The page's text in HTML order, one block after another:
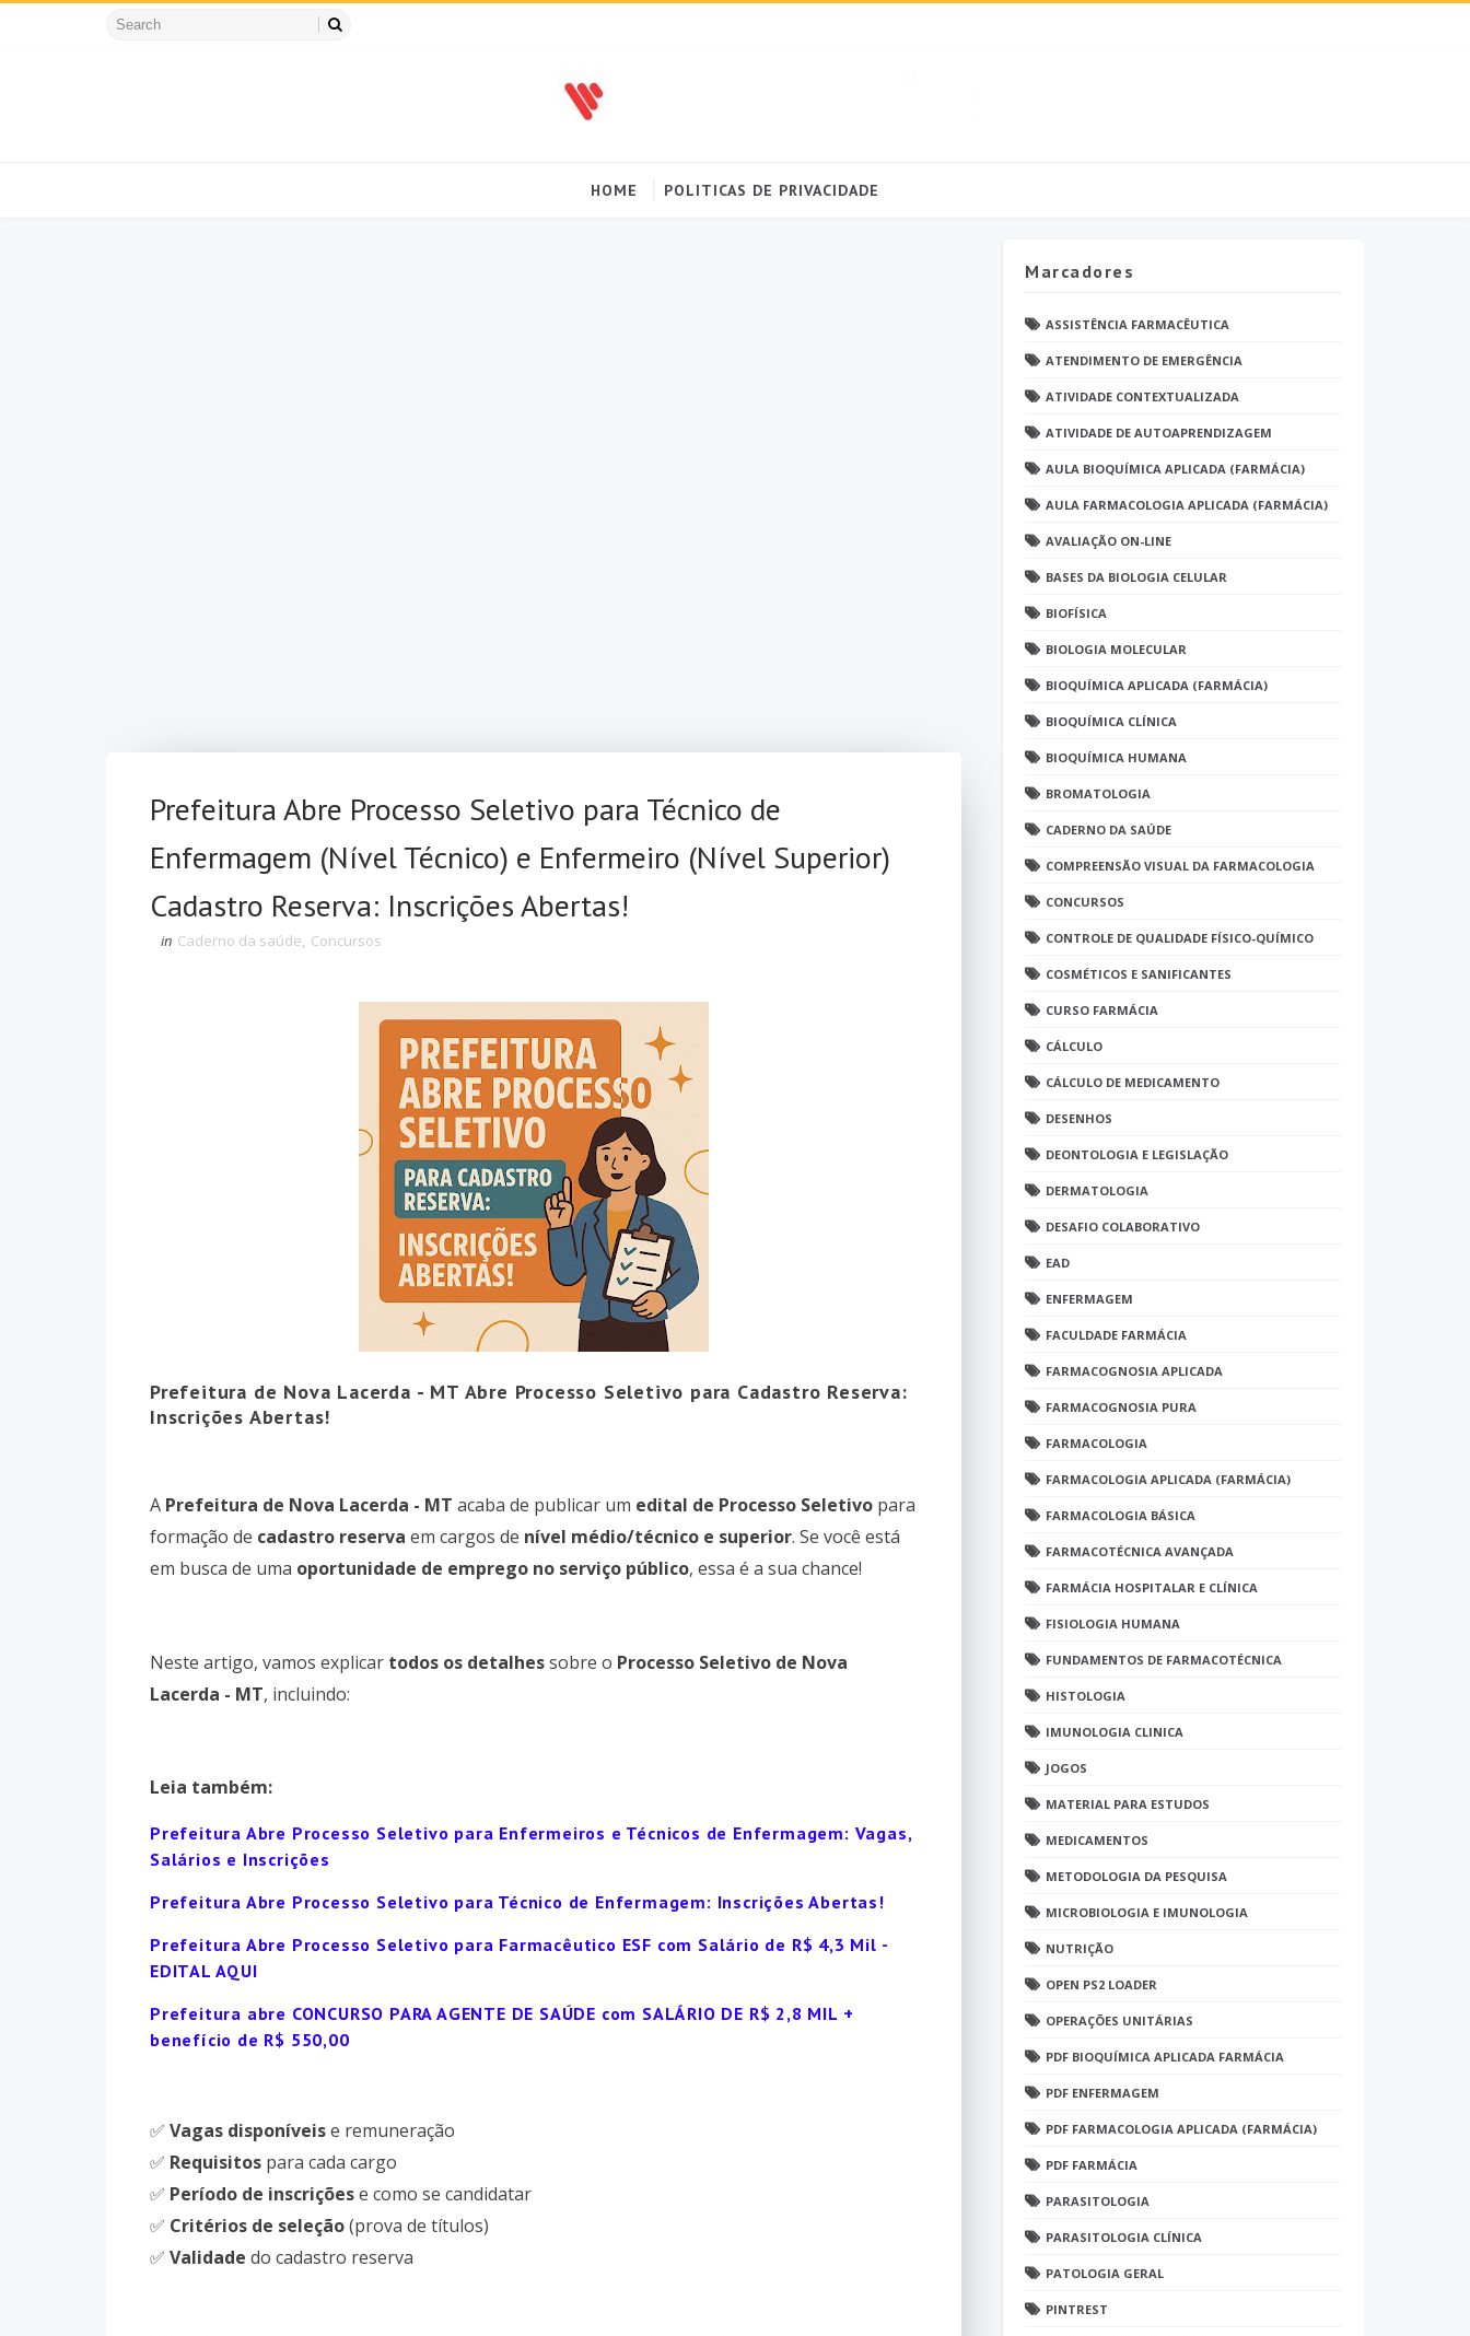
HOME POLITICAS DE PRIVACIDADE
Prefeitura Abre Processo Seletivo para Técnico de
Enfermagem (Nível Técnico) e Enfermeiro (Nível Superior)
Cadastro Reserva: Inscrições Abertas!
in Caderno da saúde, Concursos
Prefeitura de Nova Lacerda - MT Abre Processo Seletivo para Cadastro Reserva:
Inscrições Abertas!
A Prefeitura de Nova Lacerda - MT acaba de publicar um edital de Processo Seletivo para
formação de cadastro reserva em cargos de nível médio/técnico e superior. Se você está
em busca de uma oportunidade de emprego no serviço público, essa é a sua chance!
Neste artigo, vamos explicar todos os detalhessobre o Processo Seletivo de Nova
Lacerda - MT, incluindo:
Leia também:
Prefeitura Abre Processo Seletivo para Enfermeiros e Técnicos de Enfermagem: Vagas,
Salários e Inscrições
Prefeitura Abre Processo Seletivo para Técnico de Enfermagem: Inscrições Abertas!
Prefeitura Abre Processo Seletivo para Farmacêutico ESF com Salário de R$ 4,3 Mil -
EDITAL AQUI
Prefeitura abre CONCURSO PARA AGENTE DE SAÚDE com SALÁRIO DE R$ 2,8 MIL +
benefício de R$ 550,00
✅ Vagas disponíveise remuneração
✅ Requisitos para cada cargo
✅ Período de inscriçõese como se candidatar
✅ Critérios de seleção(prova de títulos)
✅ Validade do cadastro reserva
Marcadores
ASSISTÊNCIA FARMACÊUTICA
ATENDIMENTO DE EMERGÊNCIA
ATIVIDADE CONTEXTUALIZADA
ATIVIDADE DE AUTOAPRENDIZAGEM
AULA BIOQUÍMICA APLICADA (FARMÁCIA)
AULA FARMACOLOGIA APLICADA (FARMÁCIA)
AVALIAÇÃO ON-LINE
BASES DA BIOLOGIA CELULAR
BIOFÍSICA
BIOLOGIA MOLECULAR
BIOQUÍMICA APLICADA (FARMÁCIA)
BIOQUÍMICA CLÍNICA
BIOQUÍMICA HUMANA
BROMATOLOGIA
CADERNO DA SAÚDE
COMPREENSÃO VISUAL DA FARMACOLOGIA
CONCURSOS
CONTROLE DE QUALIDADE FÍSICO-QUÍMICO
COSMÉTICOS E SANIFICANTES
CURSO FARMÁCIA
CÁLCULO
CÁLCULO DE MEDICAMENTO
DESENHOS
DEONTOLOGIA E LEGISLAÇÃO
DERMATOLOGIA
DESAFIO COLABORATIVO
EAD
ENFERMAGEM
FACULDADE FARMÁCIA
FARMACOGNOSIA APLICADA
FARMACOGNOSIA PURA
FARMACOLOGIA
FARMACOLOGIA APLICADA (FARMÁCIA)
FARMACOLOGIA BÁSICA
FARMACOTÉCNICA AVANÇADA
FARMÁCIA HOSPITALAR E CLÍNICA
FISIOLOGIA HUMANA
FUNDAMENTOS DE FARMACOTÉCNICA
HISTOLOGIA
IMUNOLOGIA CLINICA
JOGOS
MATERIAL PARA ESTUDOS
MEDICAMENTOS
METODOLOGIA DA PESQUISA
MICROBIOLOGIA E IMUNOLOGIA
NUTRIÇÃO
OPEN PS2 LOADER
OPERAÇÕES UNITÁRIAS
PDF BIOQUÍMICA APLICADA FARMÁCIA
PDF ENFERMAGEM
PDF FARMACOLOGIA APLICADA (FARMÁCIA)
PDF FARMÁCIA
PARASITOLOGIA
PARASITOLOGIA CLÍNICA
PATOLOGIA GERAL
PINTREST